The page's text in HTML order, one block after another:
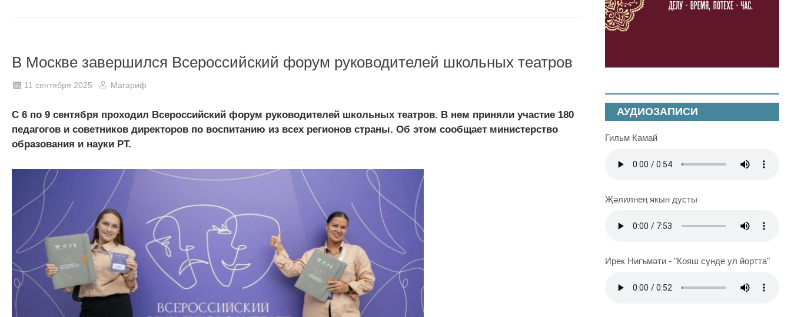
В Москве завершился Всероссийский форум руководителей школьных театров
11 сентября 2025 Магариф
С 6 по 9 сентября проходил Всероссийский форум руководителей школьных театров. В нем приняли участие 180
педагогов и советников директоров по воспитанию из всех регионов страны. Об этом сообщает министерство
образования и науки РТ.
АУДИОЗАПИСИ
Гильм Камай
Җәлилнең якын дусты
Ирек Нигъмәти - "Кояш сүнде ул йортта"